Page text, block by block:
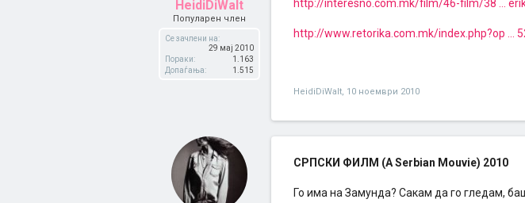
HeidiDiWalt
Популарен член
Се зачлени на:
29 мај 2010
Пораки:
1.163
Допаѓања:
1.515
http://interesno.com.mk/film/46-film/38 ...
http://www.retorika.com.mk/index.php?op ...
HeidiDiWalt, 10 ноември 2010
СРПСКИ ФИЛМ (A Serbian Mouvie) 2010
Го има на Замунда? Сакам да го гледам,